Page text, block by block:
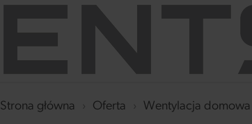
Strona główna › Oferta › Wentylacja domowa